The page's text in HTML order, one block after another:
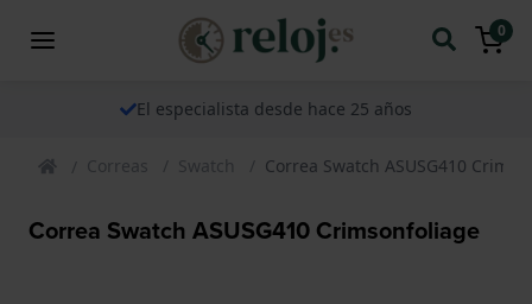
0
El especialista desde hace 25 años
Correas Swatch Correa Swatch ASUSG410
Correa Swatch ASUSG410 Crimsonfoliage